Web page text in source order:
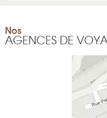
Nos
AGENCES DE